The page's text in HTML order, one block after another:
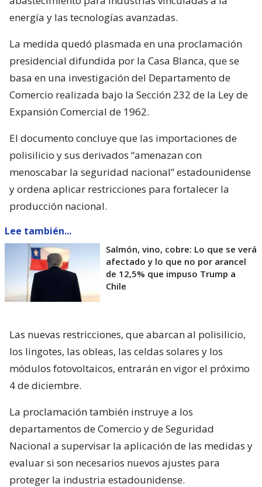
energía y las tecnologías avanzadas.
La medida quedó plasmada en una proclamación
presidencial difundida por la Casa Blanca, que se
basa en una investigación del Departamento de
Comercio realizada bajo la Sección 232 de la Ley de
Expansión Comercial de 1962.
El documento concluye que las importaciones de
polisilicio y sus derivados “amenazan con
menoscabar la seguridad nacional” estadounidense
y ordena aplicar restricciones para fortalecer la
producción nacional.
Lee también...
Salmón, vino, cobre: Lo que se verá
afectado y lo que no por arancel
de 12,5% que impuso Trump a
Chile
Las nuevas restricciones, que abarcan al polisilicio,
los lingotes, las obleas, las celdas solares y los
módulos fotovoltaicos, entrarán en vigor el próximo
4 de diciembre.
La proclamación también instruye a los
departamentos de Comercio y de Seguridad
Nacional a supervisar la aplicación de las medidas y
evaluar si son necesarios nuevos ajustes para
proteger la industria estadounidense.